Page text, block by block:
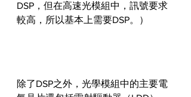
DSP，但在高速光模組中，訊號要求
較高，所以基本上需要DSP。）
除了DSP之外，光學模組中的主要電